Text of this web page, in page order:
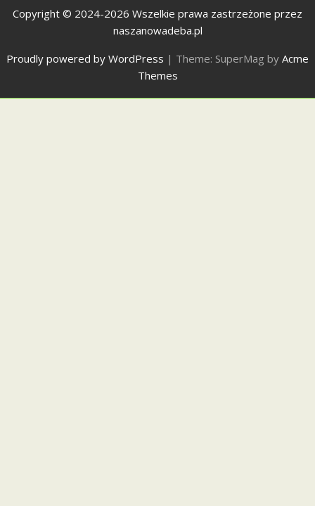
Copyright © 2024-2026 Wszelkie prawa zastrzeżone przez
naszanowadeba.pl
Proudly powered by WordPress | Theme: SuperMag by Acme
Themes